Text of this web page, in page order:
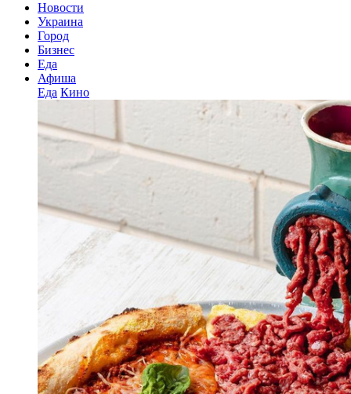
Новости
Украина
Город
Бизнес
Еда
Афиша
Еда Кино